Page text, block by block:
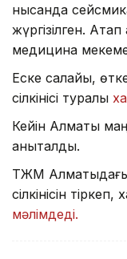
нысанда
жүргізілген.
медицина
Еске салайық,
сілкінісі туралы
Кейін Алматы
анықталды.
ТЖМ Алматыдағы
сілкінісін
мәлімдеді.